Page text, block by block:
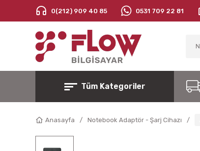
0(212) 909 40 85 0531 709 22 81
Tüm Kategoriler
Anasayfa Notebook Adaptör - Şarj Cihazı